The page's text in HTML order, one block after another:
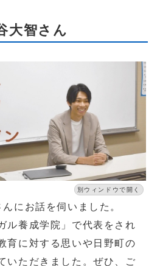
大智さん
別ウィンドウで開く
にお話を伺いました。
ル養成学院」で代表をされ
育に対する思いや日野町の
いただきました。ぜひ、ご